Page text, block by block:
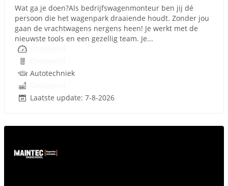
Wat ga je doen?Als bedrijfswagenmonteur ben jij dé
persoon die het wagenpark draaiende houdt. Zonder jou
gaan de vrachtwagens nergens heen! Je werkt met de
nieuwste tools en een gezellig team. Je...
Autotechniek
Laatste update: 7-8-2026